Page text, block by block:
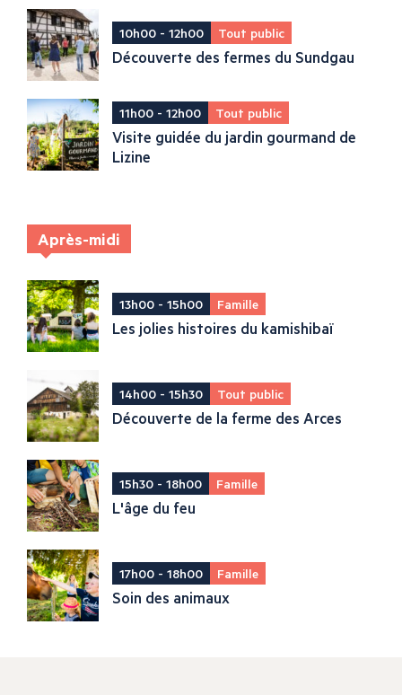
10h00 - 12h00 Tout public
Découverte des fermes du Sundgau
11h00 - 12h00 Tout public
Visite guidée du jardin gourmand de
Lizine
Après-midi
13h00 - 15h00 Famille
Les jolies histoires du kamishibaï
14h00 - 15h30 Tout public
Découverte de la ferme des Arces
15h30 - 18h00 Famille
L'âge du feu
17h00 - 18h00 Famille
Soin des animaux